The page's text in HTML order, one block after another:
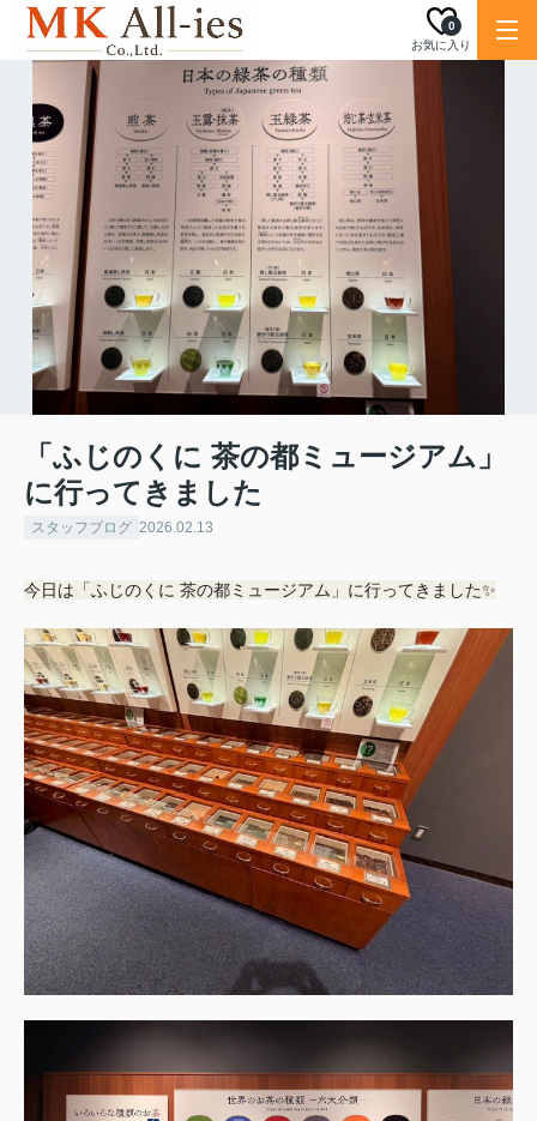
お気に入り
0
「ふじのくに 茶の都ミュージアム」
に行ってきました
スタッフブログ 2026.02.13
今日は「ふじのくに 茶の都ミュージアム」に行ってきました✨